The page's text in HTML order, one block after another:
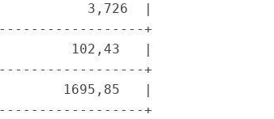
3,726  |
+
102,43   |
+
1695,85   |
+